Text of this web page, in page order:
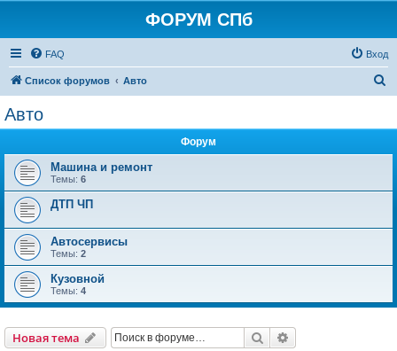
ФОРУМ СПб
FAQ Вход
Список форумов Авто
Авто
Форум
Машина и ремонт
Темы: 6
ДТП ЧП
Автосервисы
Темы: 2
Кузовной
Темы: 4
Новая тема Поиск